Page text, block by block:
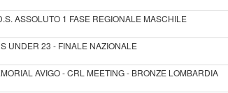
ASSOLUTO 1 FASE REGIONALE MASCHILE
UNDER 23 - FINALE NAZIONALE
AVIGO - CRL MEETING - BRONZE LOMBARDIA